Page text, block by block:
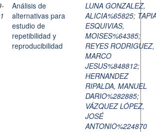
Análisis de
alternativas para
estudio de
repetibilidad y
reproducibilidad
LUNA GONZALEZ,
ALICIA%65825;
ESQUIVIAS,
MOISES%64385;
REYES RODRIGUEZ,
MARCO
JESUS%848812;
HERNANDEZ
RIPALDA, MANUEL
DARIO%282885;
VÁZQUEZ LÓPEZ,
JOSÉ
ANTONIO%224870